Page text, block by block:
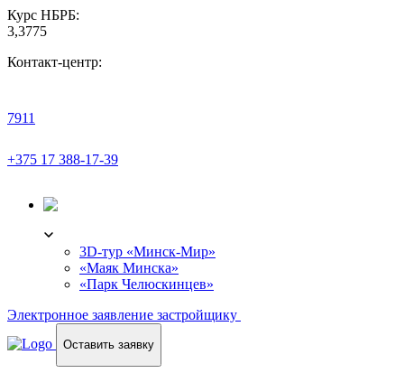
Курс НБРБ:
3,3775
Контакт-центр:
7911
+375 17 388-17-39
3D-тур «Минск-Мир»
«Маяк Минска»
«Парк Челюскинцев»
Электронное заявление застройщику
Оставить заявку